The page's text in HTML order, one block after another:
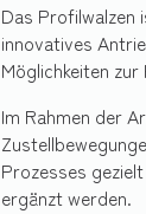
Das Profilwalzen
innovatives
Möglichkeiten
Im Rahmen der
Prozesses
ergänzt werden.